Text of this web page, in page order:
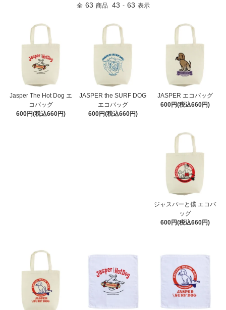
全 63 商品 43 - 63 表示
Jasper The Hot Dog エ
コバッグ
600円(税込660円)
JASPER the SURF DOG
エコバッグ
600円(税込660円)
JASPER エコバッグ
600円(税込660円)
ジャスパーと僕 エコバ
ッグ
600円(税込660円)